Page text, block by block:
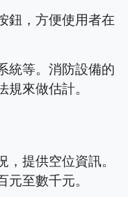
鈕，方便使用者在
統等。消防設備的
來做估計。
提供空位資訊。
至數千元。